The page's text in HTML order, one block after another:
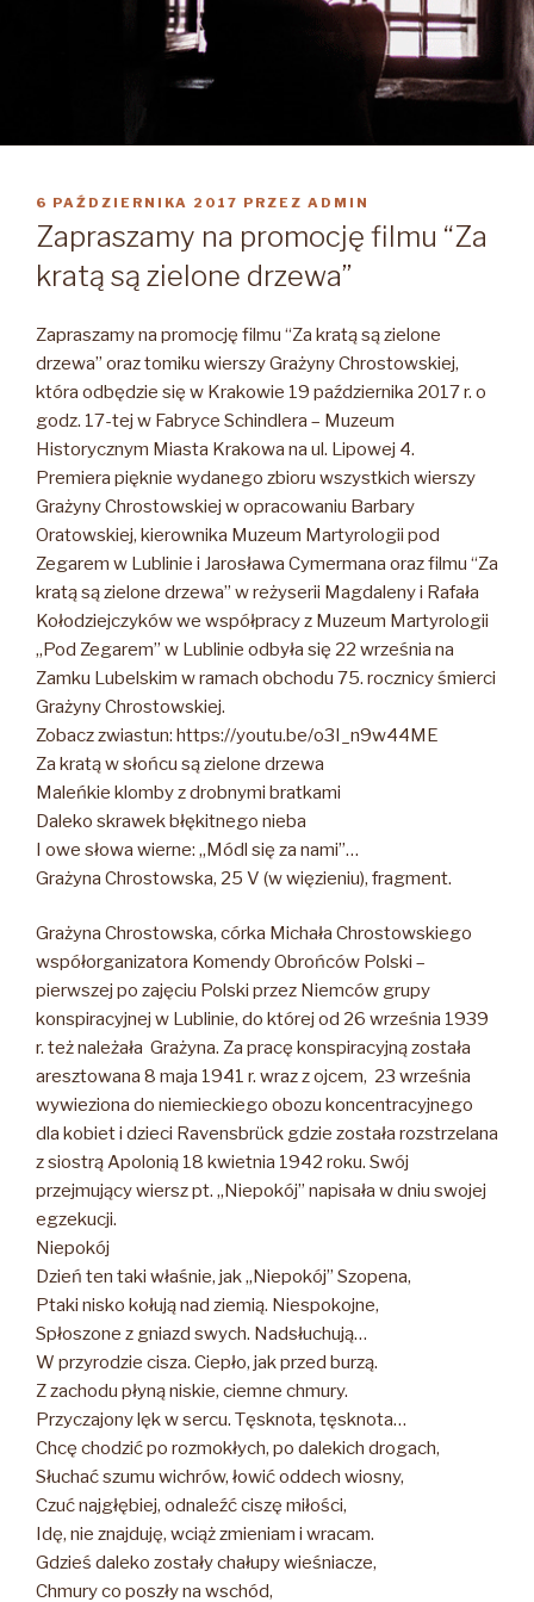
OPUBLIKOWANE
W
6 PAŹDZIERNIKA 2017 PRZEZ ADMIN
Zapraszamy na promocję filmu “Za
kratą są zielone drzewa”
Zapraszamy na promocję filmu “Za kratą są zielone
drzewa” oraz tomiku wierszy Grażyny Chrostowskiej,
która odbędzie się w Krakowie 19 października 2017 r. o
godz. 17-tej w Fabryce Schindlera – Muzeum
Historycznym Miasta Krakowa na ul. Lipowej 4.
Premiera pięknie wydanego zbioru wszystkich wierszy
Grażyny Chrostowskiej w opracowaniu Barbary
Oratowskiej, kierownika Muzeum Martyrologii pod
Zegarem w Lublinie i Jarosława Cymermana oraz filmu “Za
kratą są zielone drzewa” w reżyserii Magdaleny i Rafała
Kołodziejczyków we współpracy z Muzeum Martyrologii
„Pod Zegarem” w Lublinie odbyła się 22 września na
Zamku Lubelskim w ramach obchodu 75. rocznicy śmierci
Grażyny Chrostowskiej.
Zobacz zwiastun: https://youtu.be/o3I_n9w44ME
Za kratą w słońcu są zielone drzewa
Maleńkie klomby z drobnymi bratkami
Daleko skrawek błękitnego nieba
I owe słowa wierne: „Módl się za nami”…
Grażyna Chrostowska, 25 V (w więzieniu), fragment.
Grażyna Chrostowska, córka Michała Chrostowskiego
współorganizatora Komendy Obrońców Polski –
pierwszej po zajęciu Polski przez Niemców grupy
konspiracyjnej w Lublinie, do której od 26 września 1939
r. też należała Grażyna. Za pracę konspiracyjną została
aresztowana 8 maja 1941 r. wraz z ojcem, 23 września
wywieziona do niemieckiego obozu koncentracyjnego
dla kobiet i dzieci Ravensbrück gdzie została rozstrzelana
z siostrą Apolonią 18 kwietnia 1942 roku. Swój
przejmujący wiersz pt. „Niepokój” napisała w dniu swojej
egzekucji.
Niepokój
Dzień ten taki właśnie, jak „Niepokój” Szopena,
Ptaki nisko kołują nad ziemią. Niespokojne,
Spłoszone z gniazd swych. Nadsłuchują…
W przyrodzie cisza. Ciepło, jak przed burzą.
Z zachodu płyną niskie, ciemne chmury.
Przyczajony lęk w sercu. Tęsknota, tęsknota…
Chcę chodzić po rozmokłych, po dalekich drogach,
Słuchać szumu wichrów, łowić oddech wiosny,
Czuć najgłębiej, odnaleźć ciszę miłości,
Idę, nie znajduję, wciąż zmieniam i wracam.
Gdzieś daleko zostały chałupy wieśniacze,
Chmury co poszły na wschód,